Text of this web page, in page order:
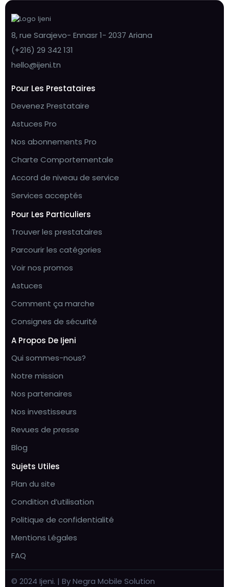
8, rue Sarajevo- Ennasr 1- 2037 Ariana
(+216) 29 342 131
hello@ijeni.tn
Pour Les Prestataires
Devenez Prestataire
Astuces Pro
Nos abonnements Pro
Charte Comportementale
Accord de niveau de service
Services acceptés
Pour Les Particuliers
Trouver les prestataires
Parcourir les catégories
Voir nos promos
Astuces
Comment ça marche
Consignes de sécurité
A Propos De Ijeni
Qui sommes-nous?
Notre mission
Nos partenaires
Nos investisseurs
Revues de presse
Blog
Sujets Utiles
Plan du site
Condition d’utilisation
Politique de confidentialité
Mentions Légales
FAQ
© 2024 Ijeni. | By Negra Mobile Solution